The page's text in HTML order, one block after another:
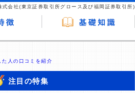
式会社(東京証券取引所グロース及び福岡証券取引所)
た人の口コミを紹介
注目の特集